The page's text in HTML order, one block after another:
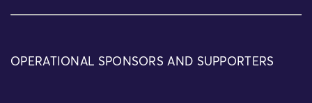
OPERATIONAL SPONSORS AND SUPPORTERS